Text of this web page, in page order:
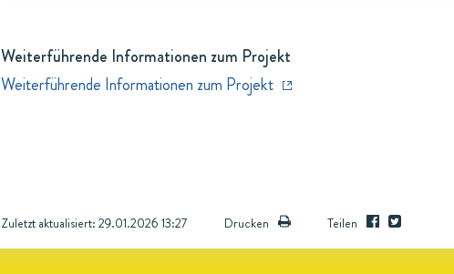
Weiterführende Informationen zum Projekt
Weiterführende Informationen zum Projekt
Zuletzt aktualisiert: 29.01.2026 13:27 Drucken Teilen